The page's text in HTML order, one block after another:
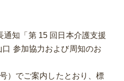
通知「第 15 回日本介護支援
参加協力および周知のお
）でご案内したとおり、標